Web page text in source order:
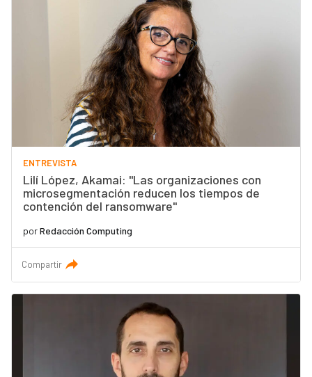
ENTREVISTA
Lilí López, Akamai: "Las organizaciones con
microsegmentación reducen los tiempos de
contención del ransomware"
porRedacción Computing
Compartir